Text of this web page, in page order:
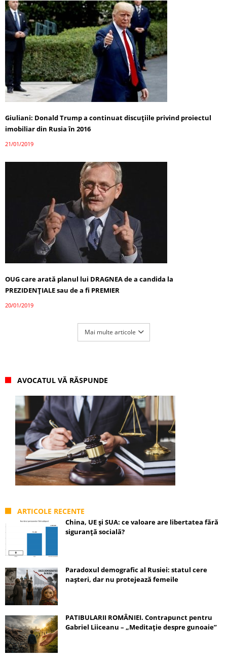
Giuliani: Donald Trump a continuat discuţiile privind proiectul
imobiliar din Rusia în 2016
21/01/2019
OUG care arată planul lui DRAGNEA de a candida la
PREZIDENȚIALE sau de a fi PREMIER
20/01/2019
Mai multe articole
AVOCATUL VĂ RĂSPUNDE
ARTICOLE RECENTE
China, UE și SUA: ce valoare are libertatea fără
siguranță socială?
Paradoxul demografic al Rusiei: statul cere
nașteri, dar nu protejează femeile
PATIBULARII ROMÂNIEI. Contrapunct pentru
Gabriel Liiceanu – „Meditație despre gunoaie”